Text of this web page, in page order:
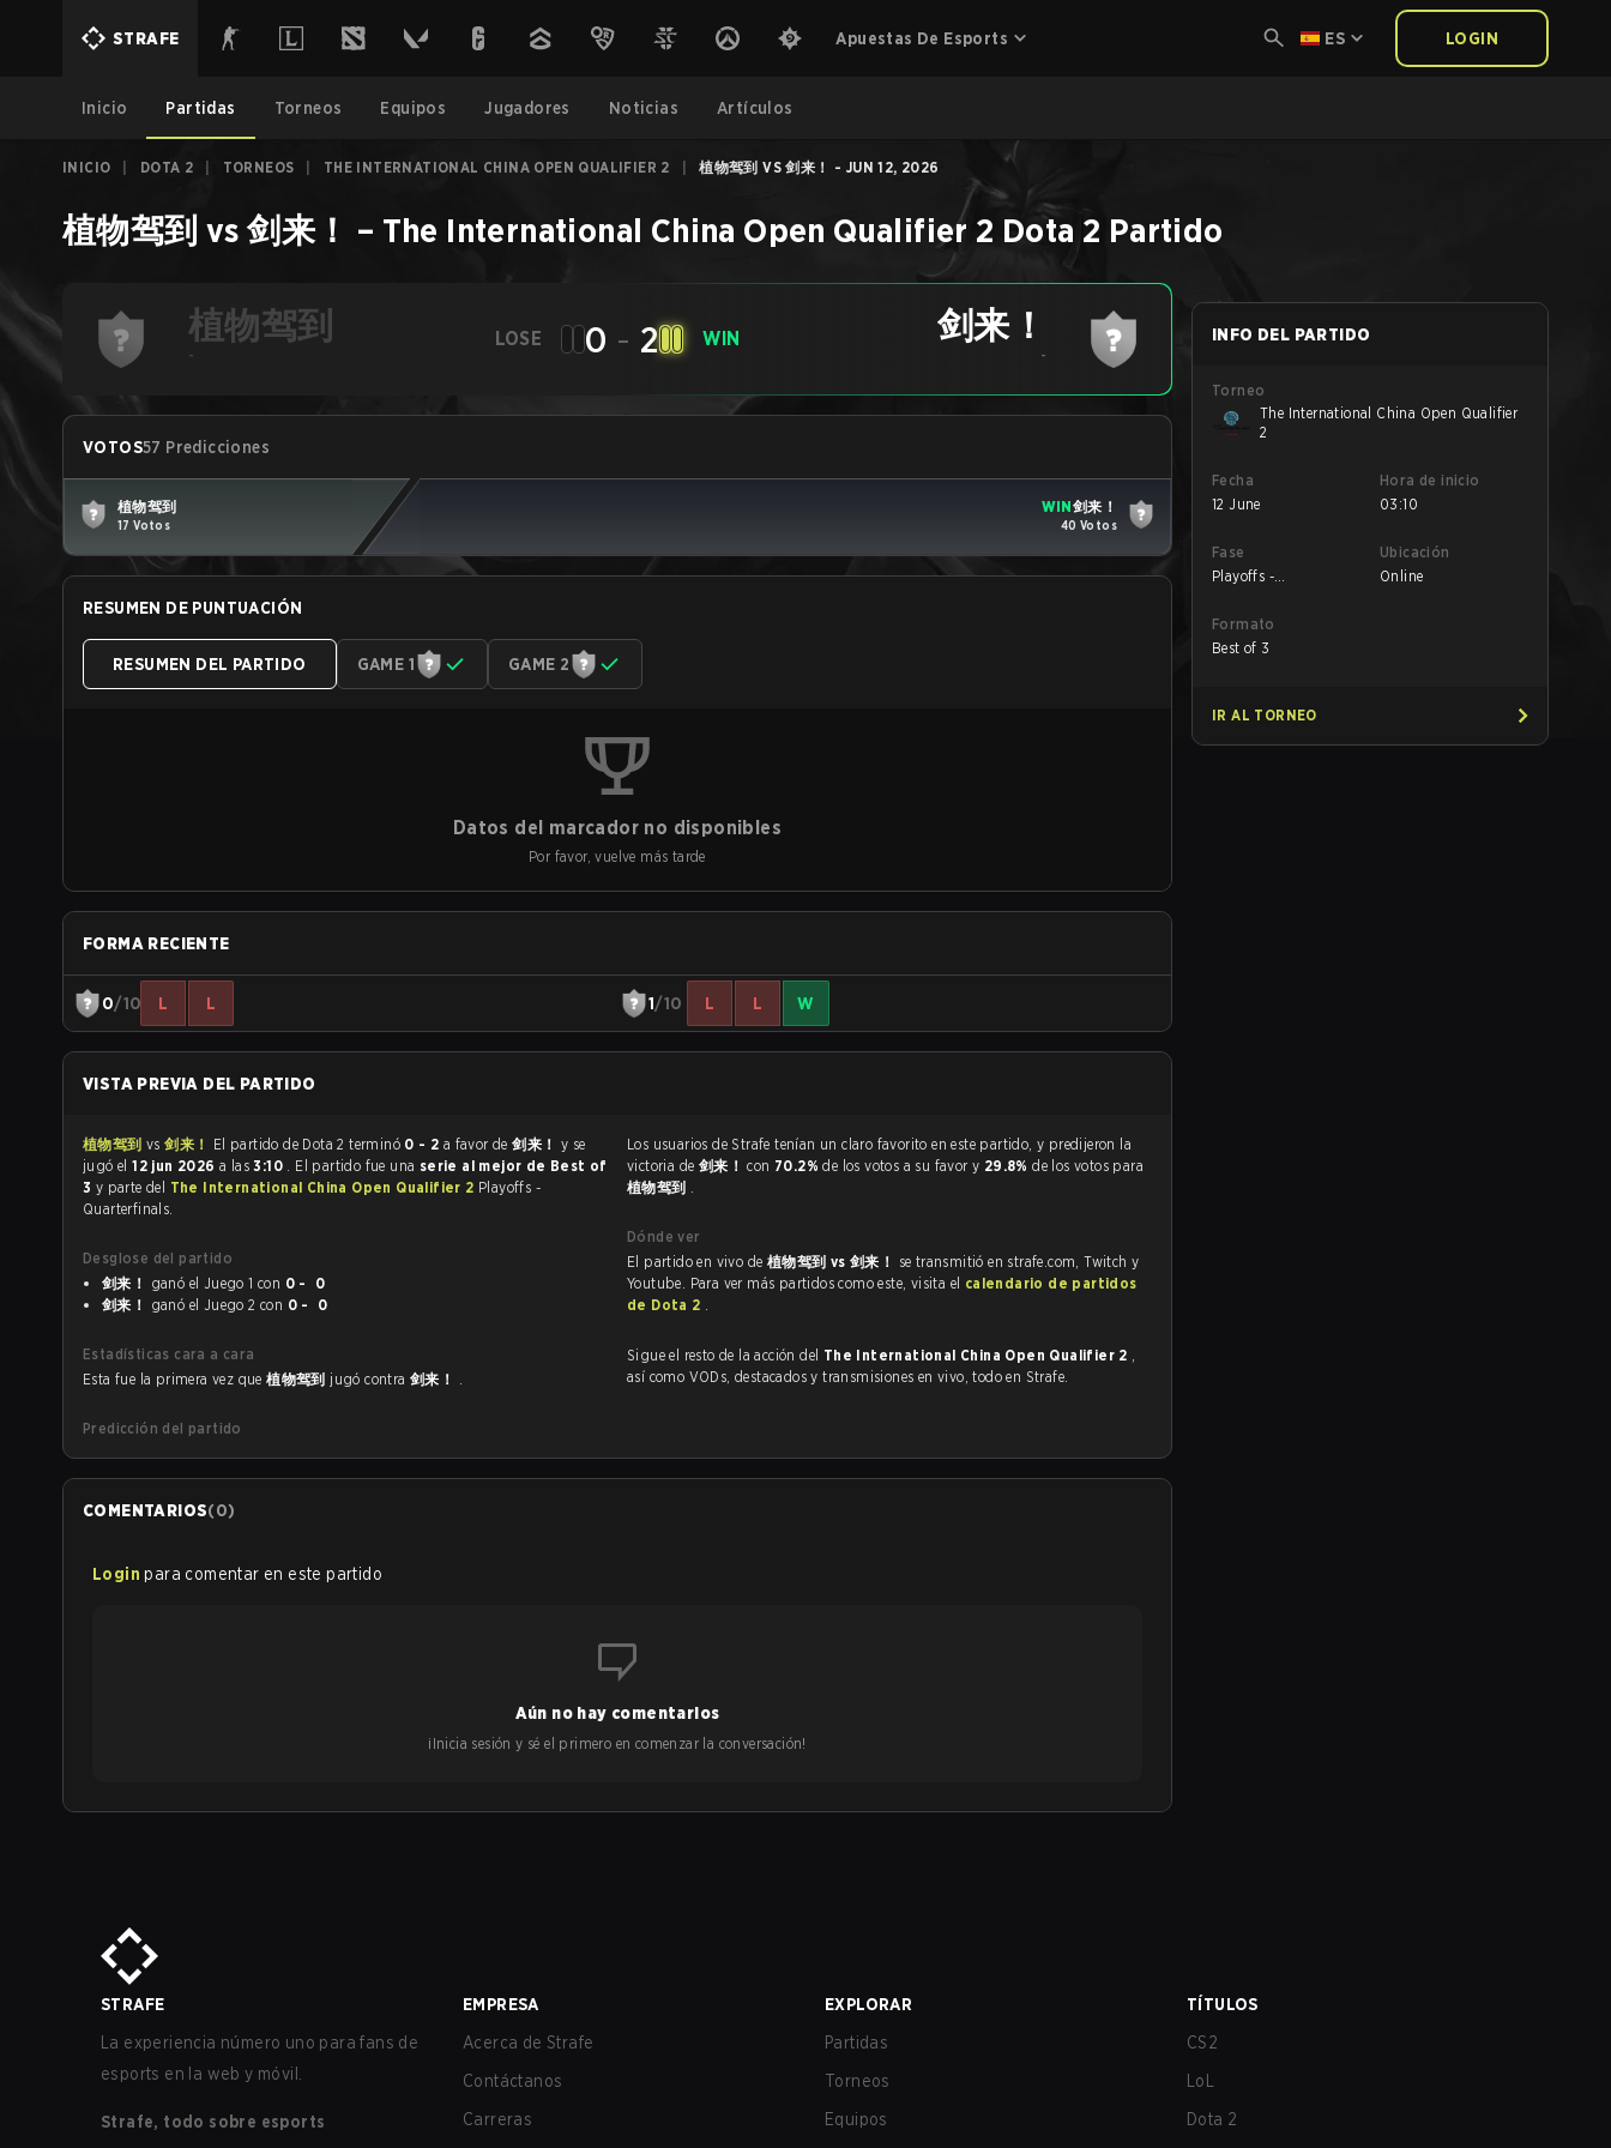
STRAFE Apuestas De Esports ES LOGIN
Inicio Partidas Torneos Equipos Jugadores Noticias Artículos
INICIO DOTA 2 TORNEOS THE INTERNATIONAL CHINA OPEN QUALIFIER 2 植物驾到 VS 剑来！ - JUN 12, 2026
植物驾到 vs 剑来！ – The International China Open Qualifier 2 Dota 2 Partido
植物驾到
-
LOSE 0 - 2 WIN 剑来！
-
VOTOS57 Predicciones
植物驾到
17 Votos
WIN剑来！
40 Votos
RESUMEN DE PUNTUACIÓN
RESUMEN DEL PARTIDO GAME 1 GAME 2
Datos del marcador no disponibles
Por favor, vuelve más tarde
FORMA RECIENTE
0/10 L L 1/10 L L W
VISTA PREVIA DEL PARTIDO
植物驾到 vs剑来！ El partido de Dota 2 terminó 0 - 2 a favor de剑来！ y se
jugó el12 jun 2026 a las3:10 . El partido fue una serie al mejor de Best of
3 y parte del The International China Open Qualifier 2 Playoffs -
Quarterfinals.
Desglose del partido
剑来！
ganó el Juego 1 con
0 - 0
剑来！
ganó el Juego 2 con 0 - 0
Estadísticas cara a cara
Esta fue la primera vez que植物驾到 jugó contra 剑来！ .
Predicción del partido
Los usuarios de Strafe tenían un claro favorito en este partido, y predijeron la
victoria de 剑来！con 70.2%de los votos a su favor y 29.8%de los votos para
植物驾到 .
Dónde ver
El partido en vivo de 植物驾到 vs 剑来！ se transmitió en strafe.com, Twitch y
Youtube. Para ver más partidos como este, visita el calendario de partidos
de Dota 2 .
Sigue el resto de la acción del The International China Open Qualifier 2 ,
así como VODs, destacados y transmisiones en vivo, todo en Strafe.
COMENTARIOS(0)
Login para comentar en este partido
Aún no hay comentarios
¡Inicia sesión y sé el primero en comenzar la conversación!
INFO DEL PARTIDO
Torneo
The International China Open Qualifier
2
Fecha
12 June
Hora de inicio
03:10
Fase
Playoffs -
Ubicación
Online
Formato
Best of 3
IR AL TORNEO
STRAFE
La experiencia número uno para fans de
esports en la web y móvil.
Strafe, todo sobre esports
EMPRESA
Acerca de Strafe
Contáctanos
Carreras
EXPLORAR
Partidas
Torneos
Equipos
TÍTULOS
CS2
LoL
Dota 2